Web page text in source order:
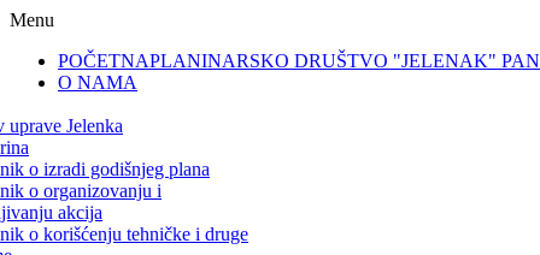
Menu
POČETNAPLANINARSKO DRUŠTVO "JELENAK"
O NAMA
uprave Jelenka
o izradi godišnjeg plana
o organizovanju i
akcija
o korišćenju tehničke i druge